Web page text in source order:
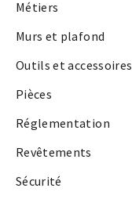
Métiers
Murs et plafond
Outils et accessoires
Pièces
Réglementation
Revêtements
Sécurité